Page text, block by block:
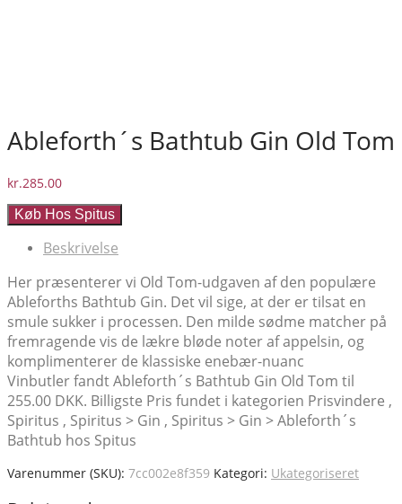
Ableforth´s Bathtub Gin Old Tom
kr.285.00
Køb Hos Spitus
Beskrivelse
Her præsenterer vi Old Tom-udgaven af den populære
Ableforths Bathtub Gin. Det vil sige, at der er tilsat en
smule sukker i processen. Den milde sødme matcher på
fremragende vis de lækre bløde noter af appelsin, og
komplimenterer de klassiske enebær-nuanc
Vinbutler fandt Ableforth´s Bathtub Gin Old Tom til
255.00 DKK. Billigste Pris fundet i kategorien Prisvindere ,
Spiritus , Spiritus > Gin , Spiritus > Gin > Ableforth´s
Bathtub hos Spitus
Varenummer (SKU): 7cc002e8f359 Kategori: Ukategoriseret